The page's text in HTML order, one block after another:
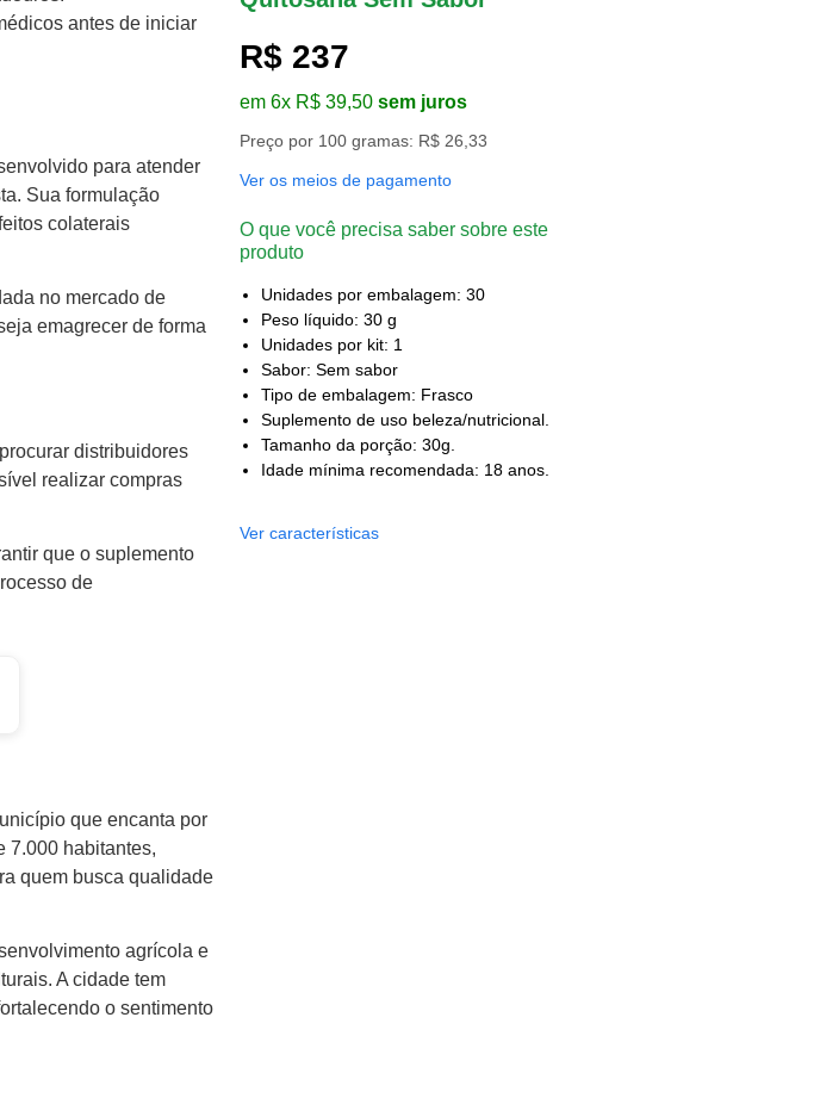
antes de iniciar
para atender
Sua formulação
colaterais
no mercado de
emagrecer de forma
distribuidores
realizar compras
que o suplemento
de
que encanta por
7.000 habitantes,
quem busca qualidade
agrícola e
A cidade tem
o sentimento
R$ 237
em 6x R$ 39,50 sem juros
Preço por 100 gramas: R$ 26,33
Ver os meios de pagamento
O que você precisa saber sobre este
produto
Unidades por embalagem: 30
Peso líquido: 30 g
Unidades por kit: 1
Sabor: Sem sabor
Tipo de embalagem: Frasco
Suplemento de uso beleza/nutricional.
Tamanho da porção: 30g.
Idade mínima recomendada: 18 anos.
Ver características